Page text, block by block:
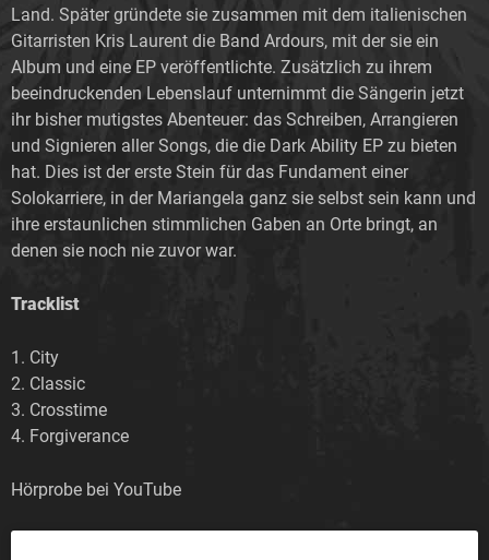
Land. Später gründete sie zusammen mit dem italienischen
Gitarristen Kris Laurent die Band Ardours, mit der sie ein
Album und eine EP veröffentlichte. Zusätzlich zu ihrem
beeindruckenden Lebenslauf unternimmt die Sängerin jetzt
ihr bisher mutigstes Abenteuer: das Schreiben, Arrangieren
und Signieren aller Songs, die die Dark Ability EP zu bieten
hat. Dies ist der erste Stein für das Fundament einer
Solokarriere, in der Mariangela ganz sie selbst sein kann und
ihre erstaunlichen stimmlichen Gaben an Orte bringt, an
denen sie noch nie zuvor war.
Tracklist
1. City
2. Classic
3. Crosstime
4. Forgiverance
Hörprobe bei YouTube